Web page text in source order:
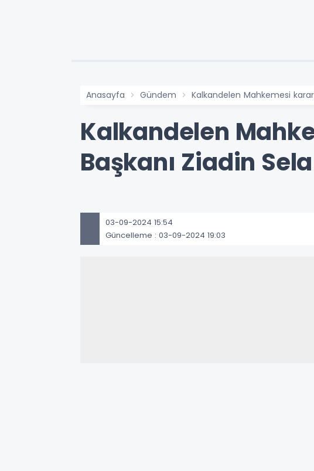
Anasayfa Gündem Kalkandelen Mahkemesi
Kalkandelen
Başkanı Ziadin
03-09-2024 15:54
Güncelleme : 03-09-2024 19:03